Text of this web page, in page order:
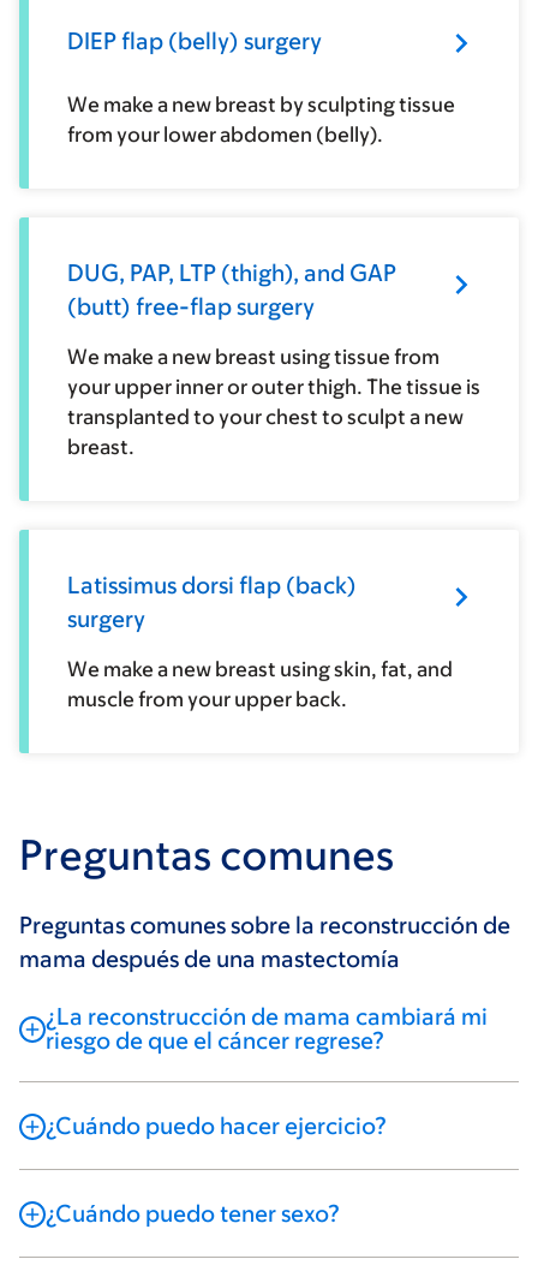
DIEP flap (belly) surgery
We make a new breast by sculpting tissue
from your lower abdomen (belly).
DUG, PAP, LTP (thigh), and GAP
(butt) free-flap surgery
We make a new breast using tissue from
your upper inner or outer thigh. The tissue is
transplanted to your chest to sculpt a new
breast.
Latissimus dorsi flap (back)
surgery
We make a new breast using skin, fat, and
muscle from your upper back.
Preguntas comunes
Preguntas comunes sobre la reconstrucción de
mama después de una mastectomía
¿La reconstrucción de mama cambiará mi
riesgo de que el cáncer regrese?
¿Cuándo puedo hacer ejercicio?
¿Cuándo puedo tener sexo?